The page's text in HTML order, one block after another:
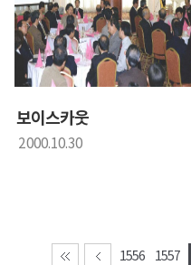
보이스카웃
2000.10.30
1556 1557